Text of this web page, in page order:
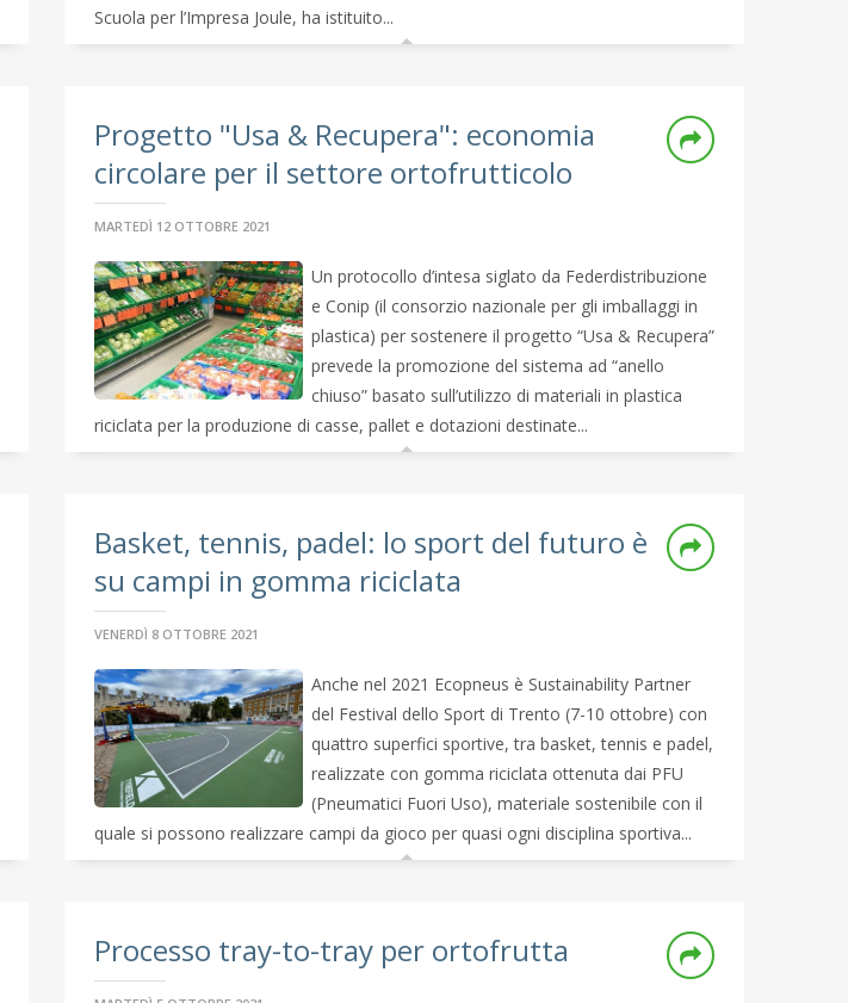
Scuola per l’Impresa Joule, ha istituito...
Progetto "Usa & Recupera": economia
circolare per il settore ortofrutticolo
MARTEDÌ 12 OTTOBRE 2021
Un protocollo d’intesa siglato da Federdistribuzione
e Conip (il consorzio nazionale per gli imballaggi in
plastica) per sostenere il progetto “Usa & Recupera”
prevede la promozione del sistema ad “anello
chiuso” basato sull’utilizzo di materiali in plastica
riciclata per la produzione di casse, pallet e dotazioni destinate...
Basket, tennis, padel: lo sport del futuro è
su campi in gomma riciclata
VENERDÌ 8 OTTOBRE 2021
Anche nel 2021 Ecopneus è Sustainability Partner
del Festival dello Sport di Trento (7-10 ottobre) con
quattro superfici sportive, tra basket, tennis e padel,
realizzate con gomma riciclata ottenuta dai PFU
(Pneumatici Fuori Uso), materiale sostenibile con il
quale si possono realizzare campi da gioco per quasi ogni disciplina sportiva...
Processo tray-to-tray per ortofrutta